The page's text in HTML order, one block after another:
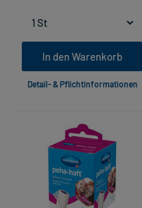
In den Warenkorb
Detail- & Pflichtinformationen